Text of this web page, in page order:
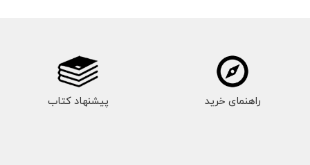
راهنمای خرید پیشنهاد کتاب